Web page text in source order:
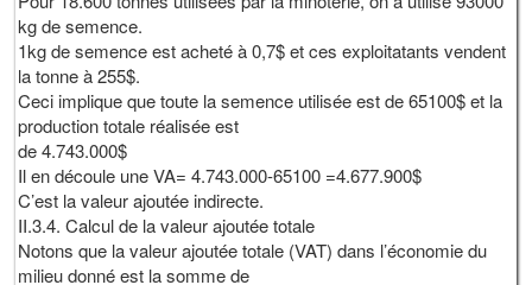
kg de semence.
1kg de semence est acheté à 0,7$ et ces exploitatants vendent
la tonne à 255$.
Ceci implique que toute la semence utilisée est de 65100$ et la
production totale réalisée est
de 4.743.000$
Il en découle une VA= 4.743.000-65100 =4.677.900$
C’est la valeur ajoutée indirecte.
II.3.4. Calcul de la valeur ajoutée totale
Notons que la valeur ajoutée totale (VAT) dans l’économie du
milieu donné est la somme de